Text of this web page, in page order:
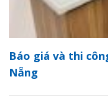
Báo giá và thi
Nẵng